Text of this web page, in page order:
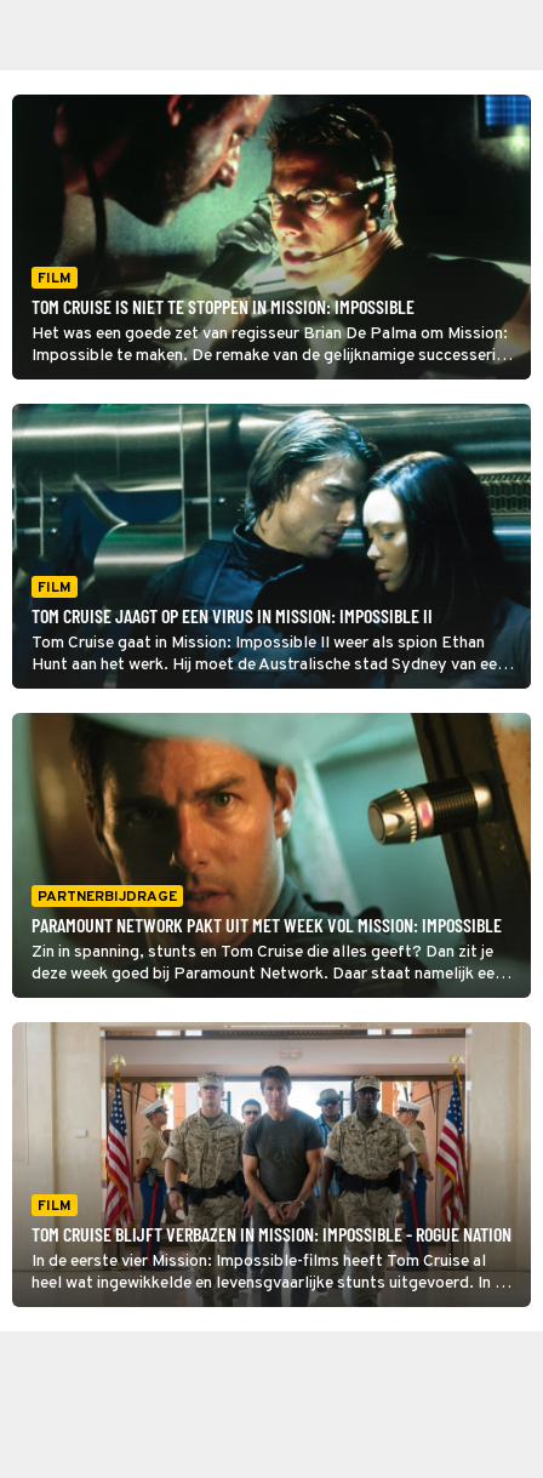
FILM
TOM CRUISE IS NIET TE STOPPEN IN MISSION: IMPOSSIBLE
Het was een goede zet van regisseur Brian De Palma om Mission:
Impossible te maken. De remake van de gelijknamige successerie
uit de jaren 60 werd een knaller van een actiefilm, waarin niets
onmogelijk is voor Tom Cruise.
FILM
TOM CRUISE JAAGT OP EEN VIRUS IN MISSION: IMPOSSIBLE II
Tom Cruise gaat in Mission: Impossible II weer als spion Ethan
Hunt aan het werk. Hij moet de Australische stad Sydney van een
dodelijk virus redden.
PARTNERBIJDRAGE
PARAMOUNT NETWORK PAKT UIT MET WEEK VOL MISSION: IMPOSSIBLE
Zin in spanning, stunts en Tom Cruise die alles geeft? Dan zit je
deze week goed bij Paramount Network. Daar staat namelijk een
speciale Mission: Impossible-filmweek op het programma.
FILM
TOM CRUISE BLIJFT VERBAZEN IN MISSION: IMPOSSIBLE - ROGUE NATION
In de eerste vier Mission: Impossible-films heeft Tom Cruise al
heel wat ingewikkelde en levensgvaarlijke stunts uitgevoerd. In dit
vijfde deel, Mission: Impossible - Rogue Nation, doet hij daar